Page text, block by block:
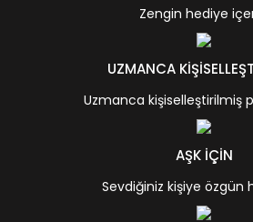
Zengin hediye
UZMANCA
Uzmanca kişiselleştirilmiş
AŞK İÇİN
Sevdiğiniz kişiye özgün